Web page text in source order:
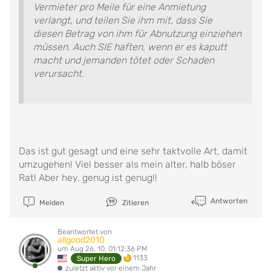
Vermieter pro Meile für eine Anmietung
verlangt, und teilen Sie ihm mit, dass Sie
diesen Betrag von ihm für Abnutzung einziehen
müssen. Auch SIE haften, wenn er es kaputt
macht und jemanden tötet oder Schaden
verursacht.
Das ist gut gesagt und eine sehr taktvolle Art, damit
umzugehen! Viel besser als mein alter, halb böser
Rat! Aber hey, genug ist genug!!
Melden Zitieren Antworten
Beantwortet von
allgood2010
um Aug 26, 10, 01:12:36 PM
Super Hero
1133
zuletzt aktiv vor einem Jahr